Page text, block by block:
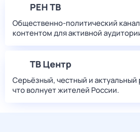
РЕН ТВ
Общественно-политический
контентом для активной
ТВ Центр
Серьёзный, честный и актуальный
что волнует жителей России.